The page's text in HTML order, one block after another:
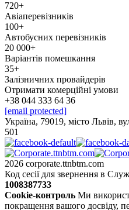
720+
Авіаперевізників
100+
Автобусних перевізників
20 000+
Варіантів помешкання
35+
Залізничних провайдерів
Отримати комерційні умови
+38 044 333 64 36
[email protected]
Україна, 79019, місто Львів,
501
2026 corporate.ttnbtm.com
Код сесії для звернення в
1008387733
Cookie-контроль Ми
покращення вашого досвіду,